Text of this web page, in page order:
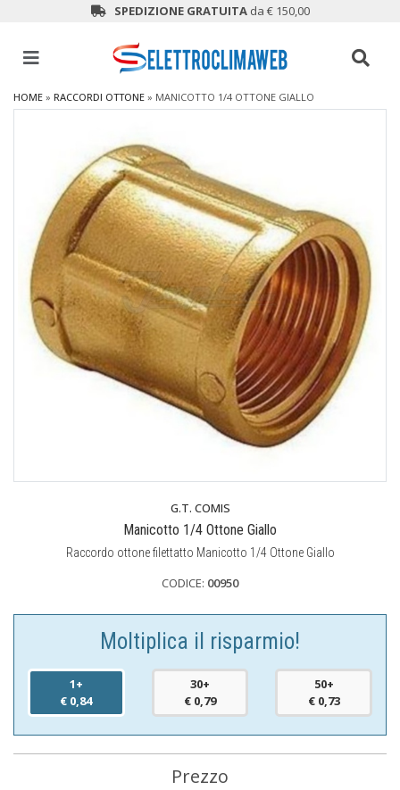
SPEDIZIONE GRATUITAda € 150,00
HOME » RACCORDI OTTONE » MANICOTTO 1/4 OTTONE GIALLO
G.T. COMIS
Manicotto 1/4 Ottone Giallo
Raccordo ottone filettatto Manicotto 1/4 Ottone Giallo
CODICE: 00950
Moltiplica il risparmio!
1+
€ 0,84
30+
€ 0,79
50+
€ 0,73
Prezzo